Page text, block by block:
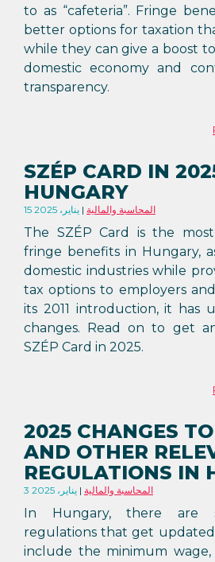
to as “cafeteria”. Fringe
better options for taxation
while they can give a boost
domestic economy and
transparency.
SZÉP CARD IN
HUNGARY
15 يناير، 2025 المحاسبة والمالية
The SZÉP Card is the
fringe benefits in Hungary,
domestic industries while
tax options to employers
its 2011 introduction, it has
changes. Read on to get
SZÉP Card in 2025.
2025 CHANGES
AND OTHER
REGULATIONS IN
3 يناير، 2025 المحاسبة والمالية
In Hungary, there are
regulations that get updated
include the minimum wage,